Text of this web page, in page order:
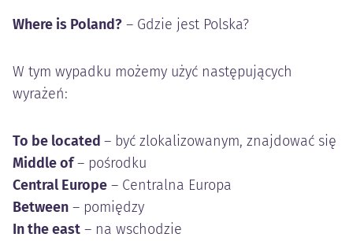
Where is Poland? – Gdzie jest Polska?
W tym wypadku możemy użyć następujących
wyrażeń:
To be located – być zlokalizowanym, znajdować się
Middle of– pośrodku
Central Europe – Centralna Europa
Between – pomiędzy
In the east – na wschodzie